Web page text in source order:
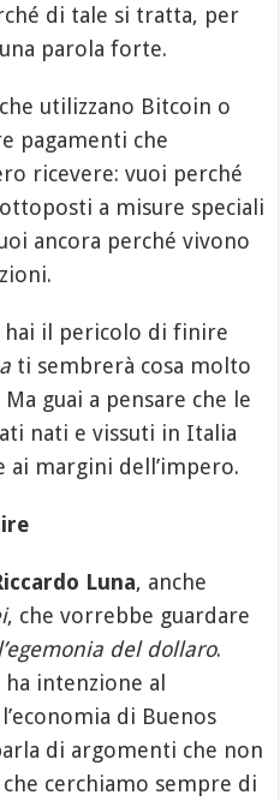
di tale si tratta, per
parola forte.
utilizzano Bitcoin o
pagamenti che
ricevere: vuoi perché
a misure speciali
ancora perché vivono
hai il pericolo di finire
ti sembrerà cosa molto
guai a pensare che le
nati e vissuti in Italia
ai margini dell’impero.
Luna, anche
, che vorrebbe guardare
del dollaro.
intenzione al
di Buenos
di argomenti che non
cerchiamo sempre di